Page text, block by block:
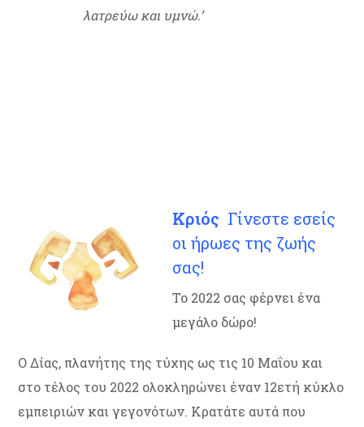
λατρεύω και υμνώ.’
Κριός Γίνεστε εσείς
οι ήρωες της ζωής
σας!
Το 2022 σας φέρνει ένα
μεγάλο δώρο!
Ο Δίας, πλανήτης της τύχης ως τις 10 Μαΐου και
στο τέλος του 2022 ολοκληρώνει έναν 12ετή κύκλο
εμπειριών και γεγονότων. Κρατάτε αυτά που